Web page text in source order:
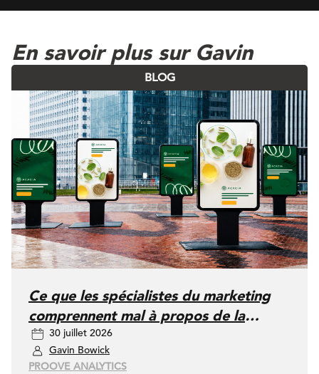
En savoir plus sur Gavin
BLOG
Ce que les spécialistes du marketing
comprennent mal à propos de la
fréquence publicitaire
30 juillet 2026
Gavin Bowick
PROOVE ANALYTICS